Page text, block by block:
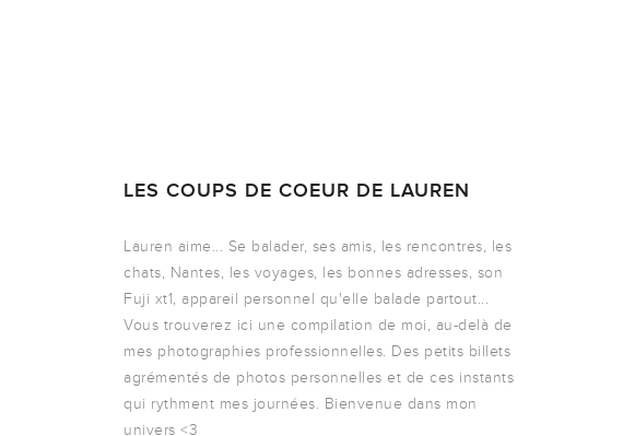
LES COUPS DE COEUR DE LAUREN
Lauren aime... Se balader, ses amis, les rencontres, les
chats, Nantes, les voyages, les bonnes adresses, son
Fuji xt1, appareil personnel qu'elle balade partout...
Vous trouverez ici une compilation de moi, au-delà de
mes photographies professionnelles. Des petits billets
agrémentés de photos personnelles et de ces instants
qui rythment mes journées. Bienvenue dans mon
univers <3